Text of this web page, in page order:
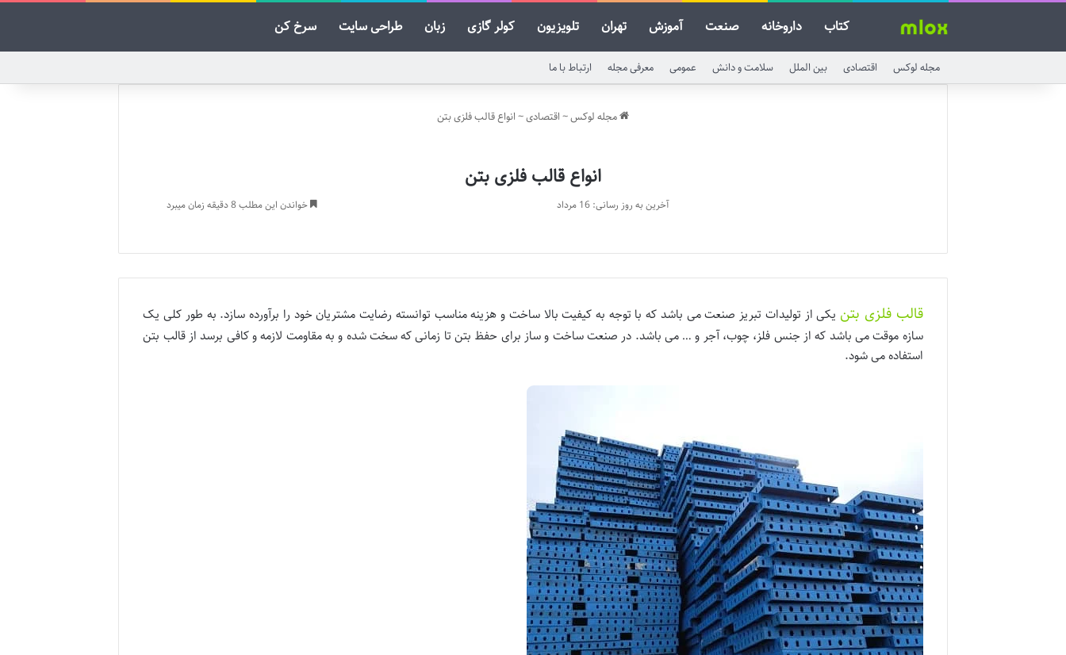
کتاب داروخانه صنعت آموزش تهران تلویزیون کولر گازی زبان طراحی سایت سرخ کن
مجله لوکس اقتصادی بین الملل سلامت و دانش عمومی معرفی مجله ارتباط با ما
مجله لوکس~ اقتصادی~ انواع قالب فلزی بتن
انواع قالب فلزی بتن
آخرین به روز رسانی: 16 مرداد خواندن این مطلب 8 دقیقه زمان میبرد
قالب فلزی بتن یکی از تولیدات تبریز صنعت می باشد که با توجه به کیفیت بالا ساخت و هزینه مناسب توانسته رضایت مشتریان خود را برآورده سازد. به طور کلی یک
سازه موقت می باشد که از جنس فلز، چوب، آجر و … می باشد. در صنعت ساخت و ساز برای حفظ بتن تا زمانی که سخت شده و به مقاومت لازمه و کافی برسد از قالب بتن
استفاده می شود.